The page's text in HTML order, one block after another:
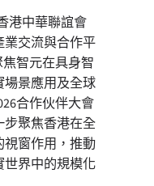
港中華聯誼會
交流與合作平
焦智元在具身智
景應用及全球
合作伙伴大會
聚焦香港在全
窗作用，推動
界中的規模化